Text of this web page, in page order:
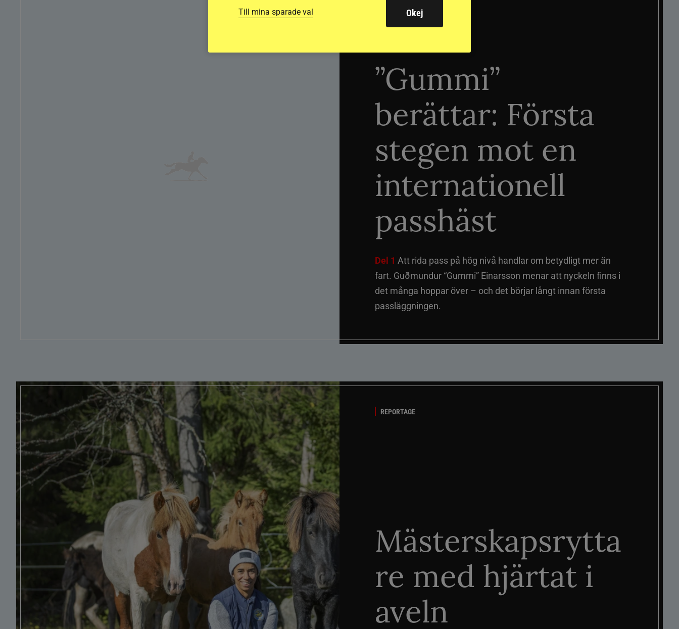
TRÄNINGSTIPS
”Gummi”
berättar: Första
stegen mot en
internationell
passhäst
Del 1 Att rida pass på hög nivå handlar om betydligt mer än
fart. Guðmundur “Gummi” Einarsson menar att nyckeln finns i
det många hoppar över – och det börjar långt innan första
passläggningen.
REPORTAGE
Mästerskapsrytta
re med hjärtat i
aveln
Till mina sparade val Okej